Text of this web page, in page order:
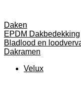
Daken
EPDM Dakbedekking
Bladlood en
Dakramen
Velux